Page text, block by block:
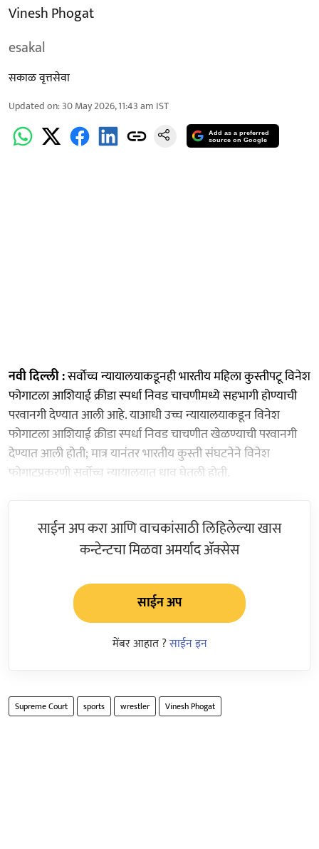
Vinesh Phogat
esakal
सकाळ वृत्तसेवा
Updated on:30 May 2026, 11:43 am IST
Add as a preferred
source on Google
नवी दिल्ली :सर्वोच्च न्यायालयाकडूनही भारतीय महिला कुस्तीपटू विनेश
फोगाटला आशियाई क्रीडा स्पर्धा निवड चाचणीमध्ये सहभागी होण्याची
परवानगी देण्यात आली आहे. याआधी उच्च न्यायालयाकडून विनेश
फोगाटला आशियाई क्रीडा स्पर्धा निवड चाचणीत खेळण्याची परवानगी
देण्यात आली होती; मात्र यानंतर भारतीय कुस्ती संघटनेने विनेश
फोगाटप्रकरणी सर्वोच्च न्यायालयात धाव घेतली होती.
साईन अप करा आणि वाचकांसाठी लिहिलेल्या खास
कन्टेन्टचा मिळवा अमर्याद ॲक्सेस
साईन अप
मेंबर आहात ?साईन इन
Supreme Court sports wrestler Vinesh Phogat